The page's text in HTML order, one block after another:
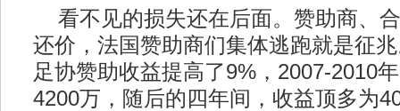
看不见的损失还在后面。赞助商、
还价，法国赞助商们集体逃跑就是征
足协赞助收益提高了9%，2007-2010
4200万，随后的四年间，收益顶多为